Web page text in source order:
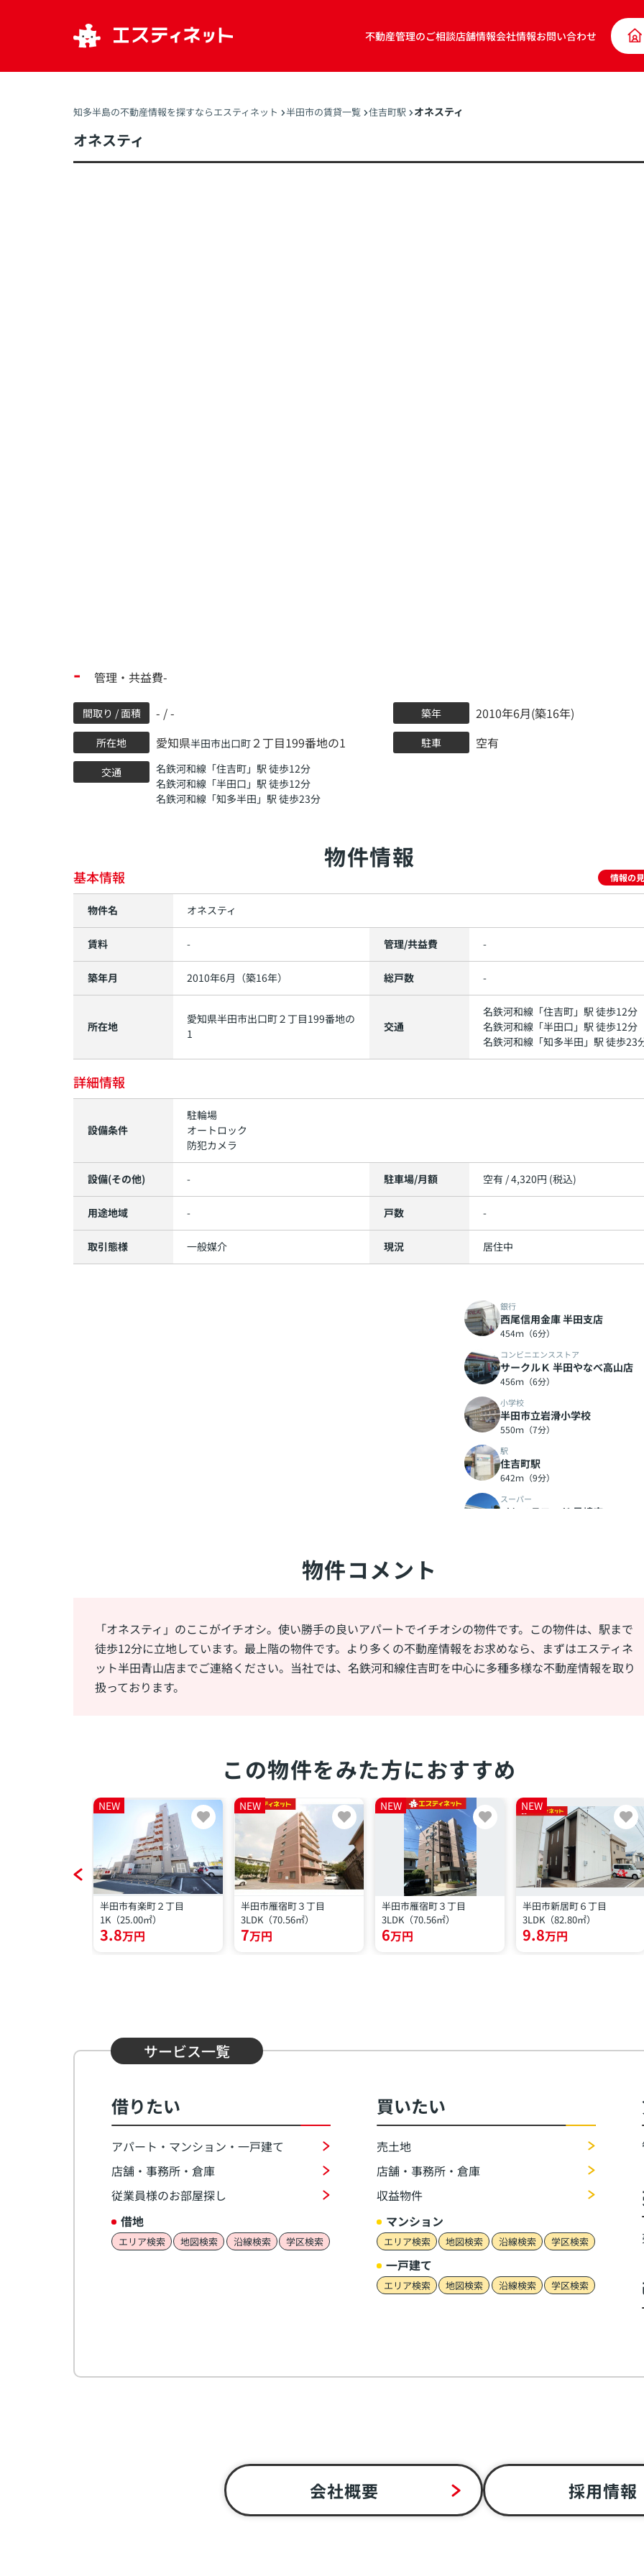
不動産管理のご相談店舗情報会社情報お問い合わせ
知多半島の不動産情報を探すならエスティネット 半田市の賃貸一覧 住吉町駅 オネスティ
オネスティ
- 管理・共益費-
間取り / 面積 - / - 築年 2010年6月(築16年)
所在地 愛知県半田市出口町 ２丁目199番地の1 駐車 空有
交通 名鉄河和線 「住吉町」駅 徒歩12分
名鉄河和線 「半田口 」駅 徒歩12分
名鉄河和線 「知多半田 」駅 徒歩23分
物件情報
基本情報 情報の
物件名 オネスティ
賃料 - 管理/共益費 -
築年月 2010年6月（築16年） 総戸数 -
所在地
愛知県半田市出口町２丁目199番地の
1
交通
名鉄河和線 「住吉町」駅 徒歩12分
名鉄河和線 「半田口 」駅 徒歩12分
名鉄河和線 「知多半田 」駅 徒歩23
詳細情報
設備条件
駐輪場
オートロック
防犯カメラ
設備(その他) - 駐車場/月額 空有 / 4,320円 (税込)
用途地域 - 戸数 -
取引態様 一般媒介 現況 居住中
銀行
西尾信用金庫 半田支店
454ｍ（6分）
コンビニエンスストア
サークルＫ 半田やなべ高山店
456ｍ（6分）
小学校
半田市立岩滑小学校
550ｍ（7分）
駅
住吉町駅
642ｍ（9分）
スーパー
イシハラフード 星崎店
868ｍ（11分）
スーパー
アオキスーパー 清城店
894ｍ（12分）
物件コメント
「オネスティ」のここがイチオシ。使い勝手の良いアパートでイチオシの物件です。この物件は、駅まで
徒歩12分に立地しています。最上階の物件です。より多くの不動産情報をお求めなら、まずはエスティネ
ット半田青山店までご連絡ください。当社では、名鉄河和線住吉町を中心に多種多様な不動産情報を取り
扱っております。
この物件をみた方におすすめ
NEW
半田市有楽町２丁目
1K（25.00㎡）
3.8万円
NEW
半田市雁宿町３丁目
3LDK（70.56㎡）
7万円
NEW
半田市雁宿町３丁目
3LDK（70.56㎡）
6万円
NEW
半田市新居町６丁目
3LDK（82.80㎡）
9.8万円
サービス一覧
借りたい
アパート・マンション・一戸建て
店舗・事務所・倉庫
従業員様のお部屋探し
借地
エリア検索 地図検索 沿線検索 学区検索
買いたい
売土地
店舗・事務所・倉庫
収益物件
マンション
エリア検索 地図検索 沿線検索 学区検索
一戸建て
エリア検索 地図検索 沿線検索 学区検索
会社概要 採用情報